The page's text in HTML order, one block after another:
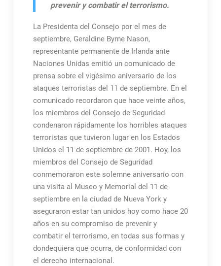
prevenir y combatir el terrorismo.
La Presidenta del Consejo por el mes de
septiembre, Geraldine Byrne Nason,
representante permanente de Irlanda ante
Naciones Unidas emitió un comunicado de
prensa sobre el vigésimo aniversario de los
ataques terroristas del 11 de septiembre. En el
comunicado recordaron que hace veinte años,
los miembros del Consejo de Seguridad
condenaron rápidamente los horribles ataques
terroristas que tuvieron lugar en los Estados
Unidos el 11 de septiembre de 2001. Hoy, los
miembros del Consejo de Seguridad
conmemoraron este solemne aniversario con
una visita al Museo y Memorial del 11 de
septiembre en la ciudad de Nueva York y
aseguraron estar tan unidos hoy como hace 20
años en su compromiso de prevenir y
combatir el terrorismo, en todas sus formas y
dondequiera que ocurra, de conformidad con
el derecho internacional.